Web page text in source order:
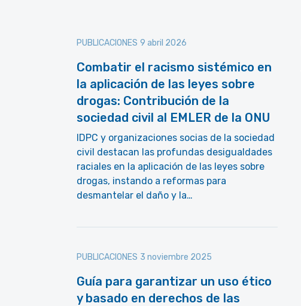
PUBLICACIONES 9 abril 2026
Combatir el racismo sistémico en
la aplicación de las leyes sobre
drogas: Contribución de la
sociedad civil al EMLER de la ONU
IDPC y organizaciones socias de la sociedad
civil destacan las profundas desigualdades
raciales en la aplicación de las leyes sobre
drogas, instando a reformas para
desmantelar el daño y la…
PUBLICACIONES 3 noviembre 2025
Guía para garantizar un uso ético
y basado en derechos de las